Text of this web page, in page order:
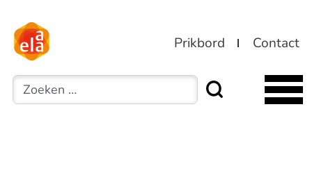
Prikbord Contact
Zoeken